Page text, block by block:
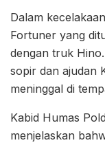
Dalam
Fortuner yang
dengan truk
sopir dan ajudan
meninggal di
Kabid Humas
menjelaskan